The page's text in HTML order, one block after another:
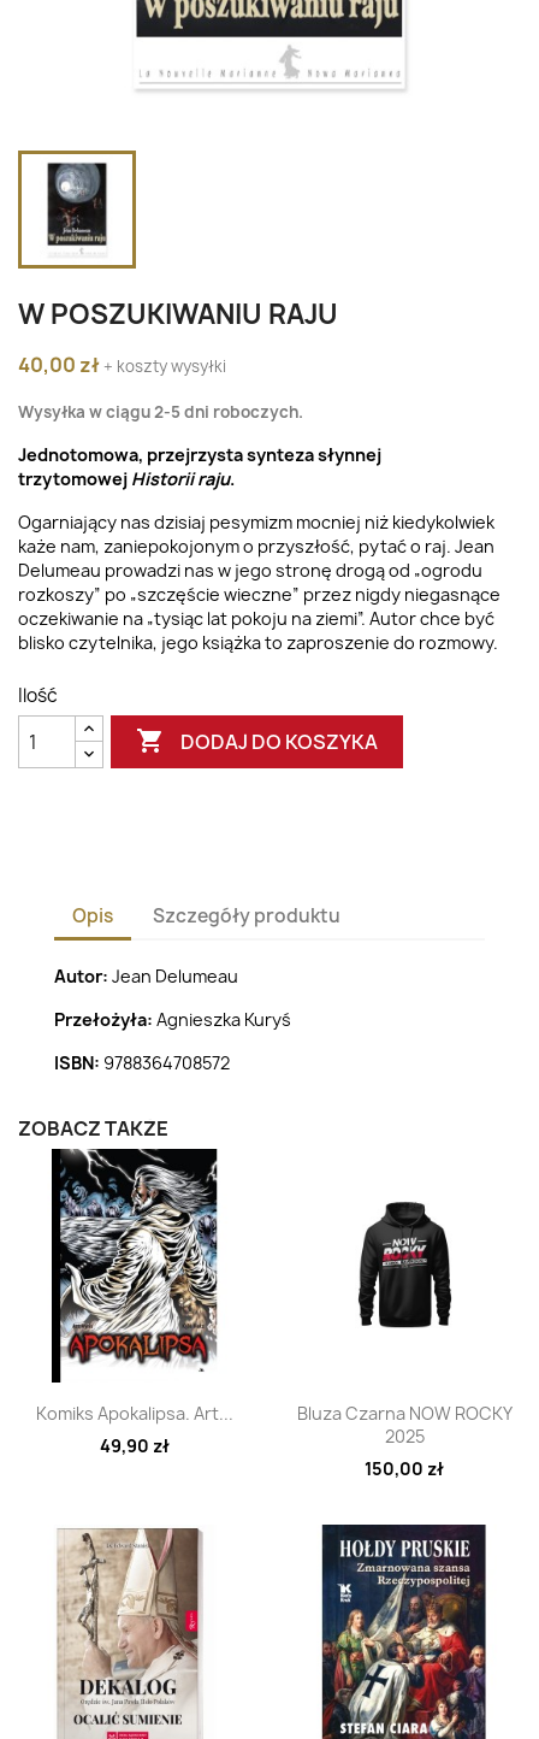
W POSZUKIWANIU RAJU
40,00 zł + koszty wysyłki
Wysyłka w ciągu 2-5 dni roboczych.
Jednotomowa, przejrzysta synteza słynnej
trzytomowej Historii raju.
Ogarniający nas dzisiaj pesymizm mocniej niż kiedykolwiek
każe nam, zaniepokojonym o przyszłość, pytać o raj. Jean
Delumeau prowadzi nas w jego stronę drogą od „ogrodu
rozkoszy” po „szczęście wieczne” przez nigdy niegasnące
oczekiwanie na „tysiąc lat pokoju na ziemi”. Autor chce być
blisko czytelnika, jego książka to zaproszenie do rozmowy.
Ilość
 DODAJ DO KOSZYKA
Opis Szczegóły produktu
Autor: Jean Delumeau
Przełożyła: Agnieszka Kuryś
ISBN: 9788364708572
ZOBACZ TAKŻE
Szybki podgląd
Komiks Apokalipsa. Art...
49,90 zł
Szybki podgląd
Bluza Czarna NOW ROCKY
2025
150,00 zł